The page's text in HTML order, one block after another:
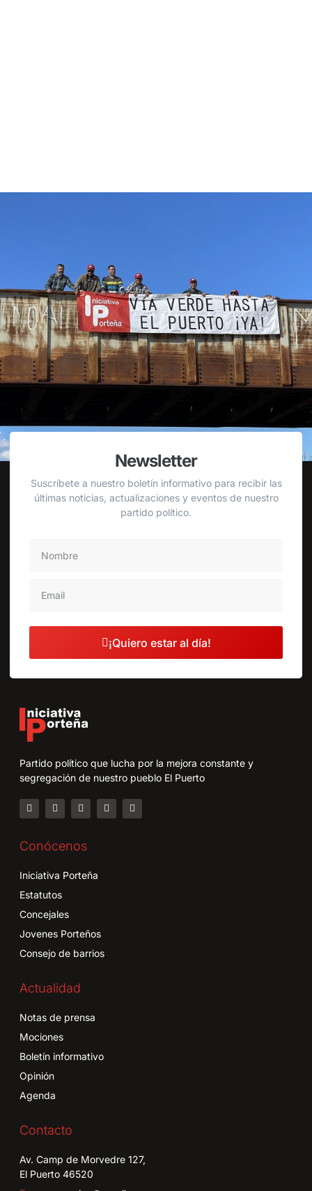
Newsletter
Suscríbete a nuestro boletín informativo para recibir las
últimas noticias, actualizaciones y eventos de nuestro
partido político.
¡Quiero estar al día!
Partido político que lucha por la mejora constante y
segregación de nuestro pueblo El Puerto
Conócenos
Iniciativa Porteña
Estatutos
Concejales
Jovenes Porteños
Consejo de barrios
Actualidad
Notas de prensa
Mociones
Boletín informativo
Opinión
Agenda
Contacto
Av. Camp de Morvedre 127,
El Puerto 46520